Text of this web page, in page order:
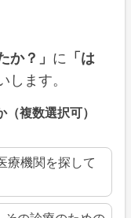
か？」 に 「は
ます。
複数選択可）
療機関を探して